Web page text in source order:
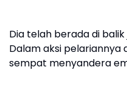
Dia telah berada di balik
Dalam aksi pelariannya
sempat menyandera